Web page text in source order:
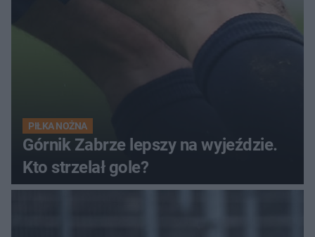
PIŁKA NOŻNA
Górnik Zabrze lepszy na wyjeździe.
Kto strzelał gole?